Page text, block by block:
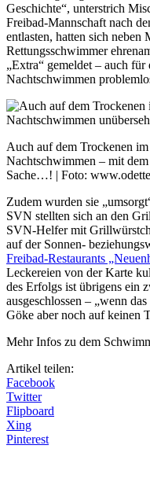
Geschichte“, unterstrich
Freibad-Mannschaft nach
entlasten, hatten sich
Rettungsschwimmer
„Extra“ gemeldet – auch
Nachtschwimmen
Auch auf dem Trockenen
Nachtschwimmen – mit
Sache…! | Foto:
Zudem wurden sie
SVN stellten sich an den
SVN-Helfer mit
auf der Sonnen-
Freibad-Restaurants
Leckereien von der Karte
des Erfolgs ist übrigens ein
ausgeschlossen – „wenn
Göke aber noch auf keinen
Mehr Infos zu dem
Artikel teilen:
Facebook
Twitter
Flipboard
Xing
Pinterest